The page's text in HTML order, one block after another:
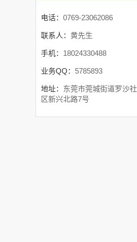
电话： 0769-23062086
联系人： 黄先生
手机： 18024330488
业务QQ： 5785893
地址： 东莞市莞城街道罗沙社
区新兴北路7号